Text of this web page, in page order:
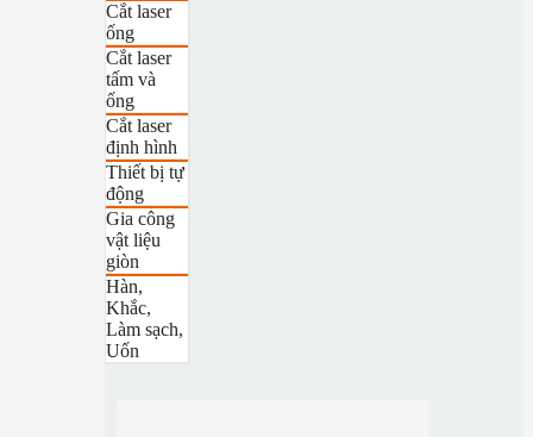
Cắt laser
ống
Cắt laser
tấm và
ống
Cắt laser
định hình
Thiết bị tự
động
Gia công
vật liệu
giòn
Hàn,
Khắc,
Làm sạch,
Uốn